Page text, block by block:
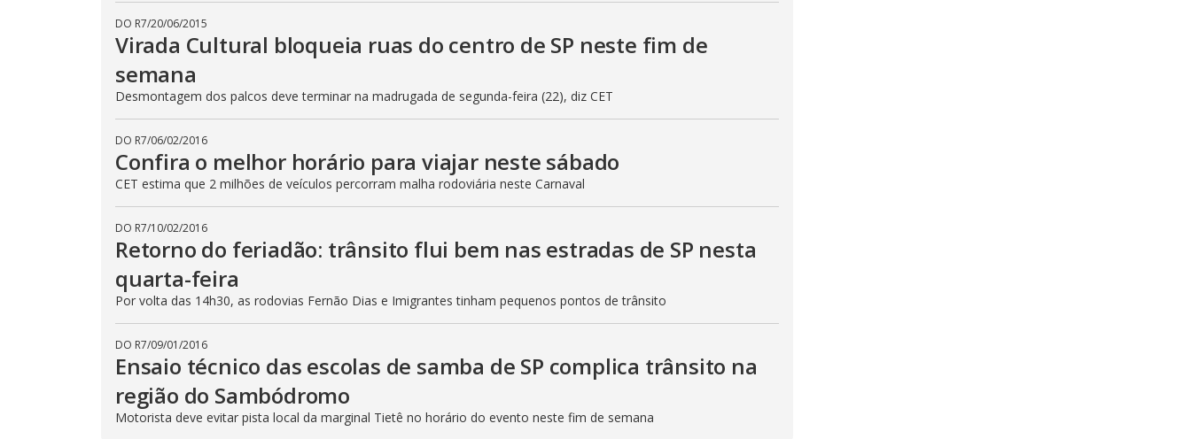
DO R7/20/06/2015
Virada Cultural bloqueia ruas do centro de SP neste fim de
semana
Desmontagem dos palcos deve terminar na madrugada de segunda-feira (22), diz CET
DO R7/06/02/2016
Confira o melhor horário para viajar neste sábado
CET estima que 2 milhões de veículos percorram malha rodoviária neste Carnaval
DO R7/10/02/2016
Retorno do feriadão: trânsito flui bem nas estradas de SP nesta
quarta-feira
Por volta das 14h30, as rodovias Fernão Dias e Imigrantes tinham pequenos pontos de trânsito
DO R7/09/01/2016
Ensaio técnico das escolas de samba de SP complica trânsito na
região do Sambódromo
Motorista deve evitar pista local da marginal Tietê no horário do evento neste fim de semana